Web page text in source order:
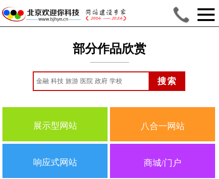
部分作品欣赏
搜索
展示型网站 八合一网站
响应式网站 商城/门户